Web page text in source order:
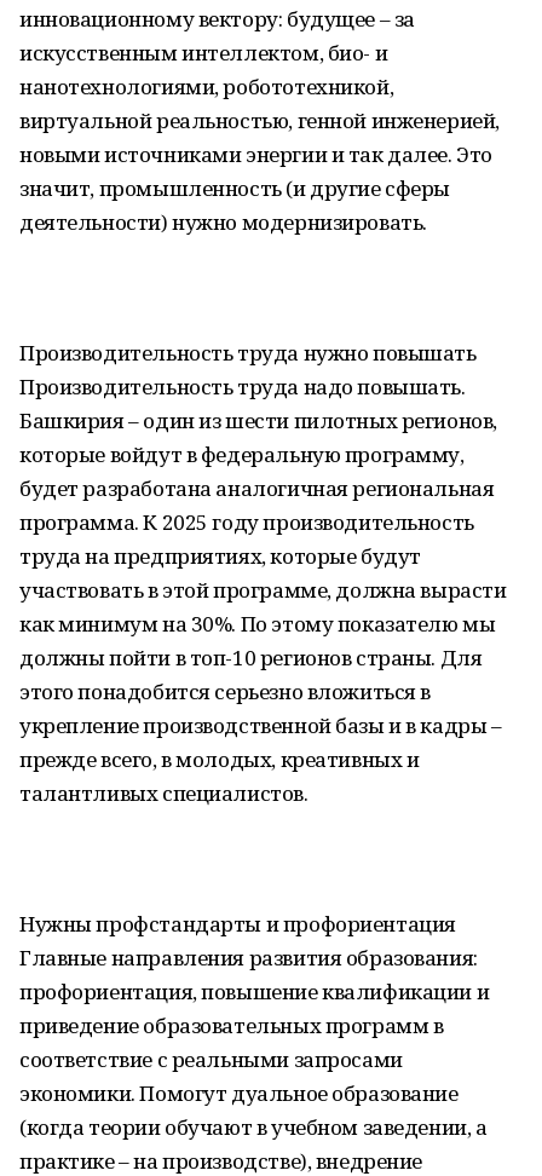
инновационному вектору: будущее – за
искусственным интеллектом, био- и
нанотехнологиями, робототехникой,
виртуальной реальностью, генной инженерией,
новыми источниками энергии и так далее. Это
значит, промышленность (и другие сферы
деятельности) нужно модернизировать.
Производительность труда нужно повышать
Производительность труда надо повышать.
Башкирия – один из шести пилотных регионов,
которые войдут в федеральную программу,
будет разработана аналогичная региональная
программа. К 2025 году производительность
труда на предприятиях, которые будут
участвовать в этой программе, должна вырасти
как минимум на 30%. По этому показателю мы
должны пойти в топ-10 регионов страны. Для
этого понадобится серьезно вложиться в
укрепление производственной базы и в кадры –
прежде всего, в молодых, креативных и
талантливых специалистов.
Нужны профстандарты и профориентация
Главные направления развития образования:
профориентация, повышение квалификации и
приведение образовательных программ в
соответствие с реальными запросами
экономики. Помогут дуальное образование
(когда теории обучают в учебном заведении, а
практике – на производстве), внедрение